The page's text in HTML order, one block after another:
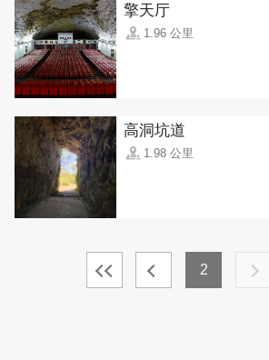
擎天厅
1.96 公里
高洞坑道
1.98 公里
2